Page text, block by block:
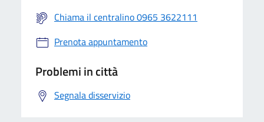
Chiama il centralino 0965 3622111
Prenota appuntamento
Problemi in città
Segnala disservizio